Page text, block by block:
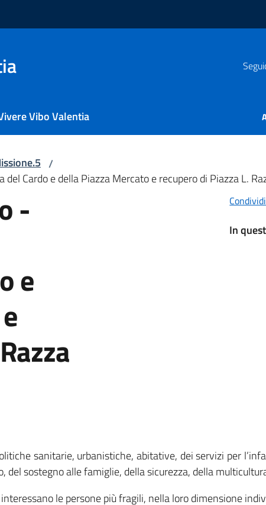
Vibo Valentia
/
Cardo e della Piazza Mercato e recupero di Piazza L.
-
e
Condividi
In
sanitarie, urbanistiche, abitative, dei servizi per
sostegno alle famiglie, della sicurezza, della
le persone più fragili, nella loro dimensione